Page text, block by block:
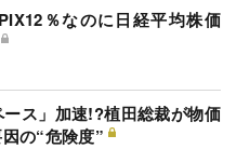
％なのに日経平均株価
ス」加速!?植田総裁が物価
の“危険度”